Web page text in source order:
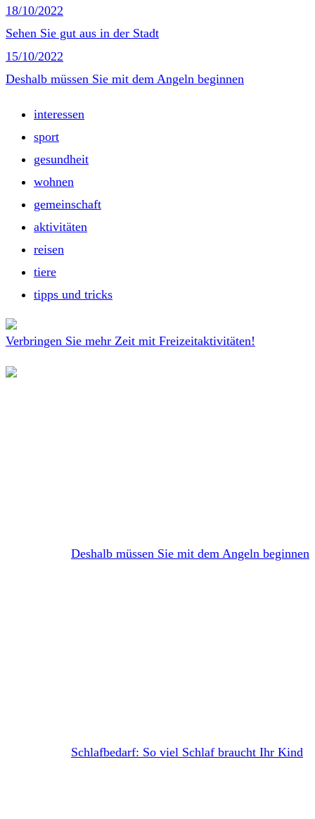
18/10/2022
Sehen Sie gut aus in der Stadt
15/10/2022
Deshalb müssen Sie mit dem Angeln beginnen
interessen
sport
gesundheit
wohnen
gemeinschaft
aktivitäten
reisen
tiere
tipps und tricks
Verbringen Sie mehr Zeit mit Freizeitaktivitäten!
Deshalb müssen Sie mit dem Angeln beginnen
Schlafbedarf: So viel Schlaf braucht Ihr Kind